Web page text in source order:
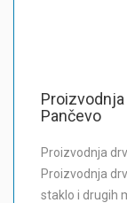
Pančevo
Proizvodnja
Proizvodnja
staklo i drugih